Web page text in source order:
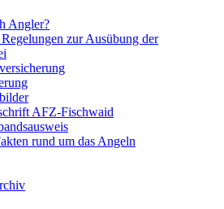
Angler?
zur Ausübung der
AFZ-Fischwaid
rund um das Angeln